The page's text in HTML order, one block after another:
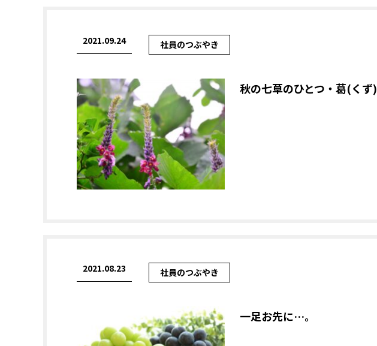
2021.09.24 社員のつぶやき
秋の七草のひとつ・葛(くず)
2021.08.23 社員のつぶやき
一足お先に…。